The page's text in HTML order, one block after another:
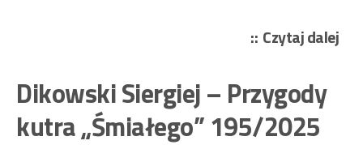
Czytaj dalej
Dikowski Siergiej – Przygody
kutra „Śmiałego” 195/2025